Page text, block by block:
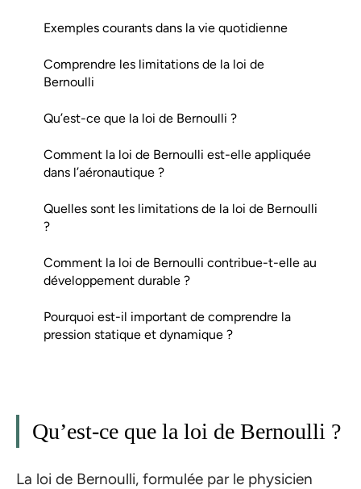
Exemples courants dans la vie quotidienne
Comprendre les limitations de la loi de
Bernoulli
Qu’est-ce que la loi de Bernoulli ?
Comment la loi de Bernoulli est-elle appliquée
dans l’aéronautique ?
Quelles sont les limitations de la loi de Bernoulli
?
Comment la loi de Bernoulli contribue-t-elle au
développement durable ?
Pourquoi est-il important de comprendre la
pression statique et dynamique ?
Qu’est-ce que la loi de Bernoulli ?
La loi de Bernoulli, formulée par le physicien